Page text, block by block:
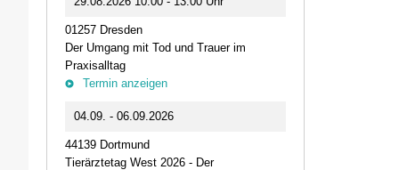
01257 Dresden
Der Umgang mit Tod und Trauer im
Praxisalltag
Termin anzeigen
04.09. - 06.09.2026
44139 Dortmund
Tierärztetag West 2026 - Der